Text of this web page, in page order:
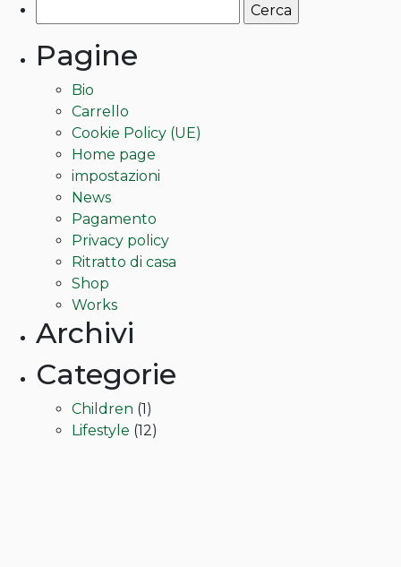
per:
Pagine
Bio
Carrello
Cookie Policy (UE)
Home page
impostazioni
News
Pagamento
Privacy policy
Ritratto di casa
Shop
Works
Archivi
Categorie
Children (1)
Lifestyle (12)